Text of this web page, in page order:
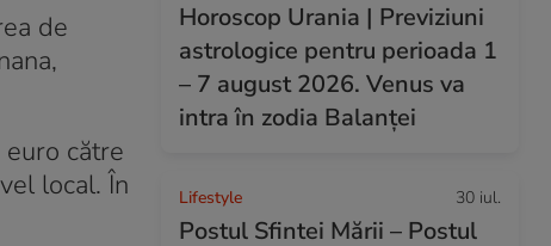
de
către
local. În
Horoscop Urania | Previziuni
astrologice pentru perioada 1
– 7 august 2026. Venus va
intra în zodia Balanței
Lifestyle 30 iul.
Postul Sfintei Mării – Postul